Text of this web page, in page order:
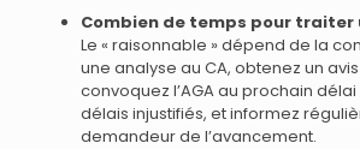
Combien de temps pour traiter
Le « raisonnable » dépend de la
une analyse au CA, obtenez un
convoquez l’AGA au prochain délai
délais injustifiés, et informez
demandeur de l’avancement.